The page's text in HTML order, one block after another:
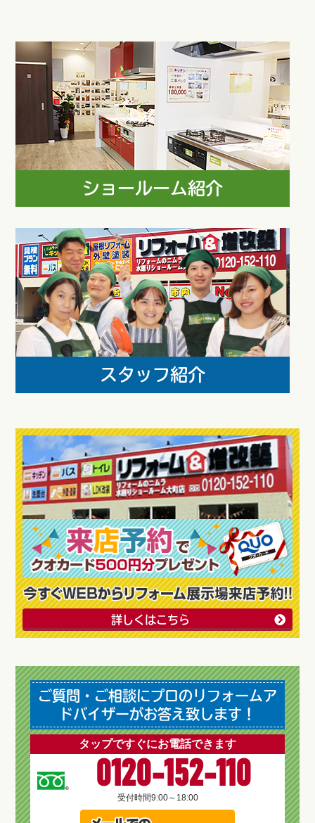
詳しくはこちら
ご質問・ご相談にプロのリフォームア
ドバイザーがお答え致します！
タップですぐにお電話できます
0120-152-110
受付時間9:00～18:00